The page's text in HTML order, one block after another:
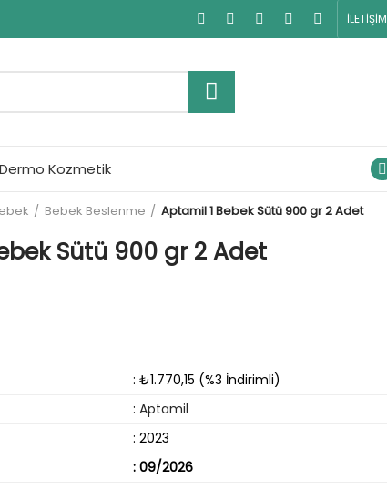
İLETİŞİM
Dermo Kozmetik
Bebek Beslenme Aptamil 1 Bebek Sütü 900 gr 2 Adet
Sütü 900 gr 2 Adet
: ₺1.770,15 (%3 İndirimli)
: Aptamil
: 2023
: 09/2026